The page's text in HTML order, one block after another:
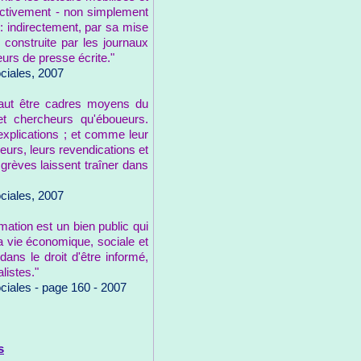
- non simplement
indirectement, par sa mise
par les journaux
de presse écrite."
2007
être cadres moyens du
chercheurs qu'éboueurs.
; et comme leur
leurs revendications et
laissent traîner dans
2007
est un bien public qui
vie économique, sociale et
le droit d'être informé,
- page 160 - 2007